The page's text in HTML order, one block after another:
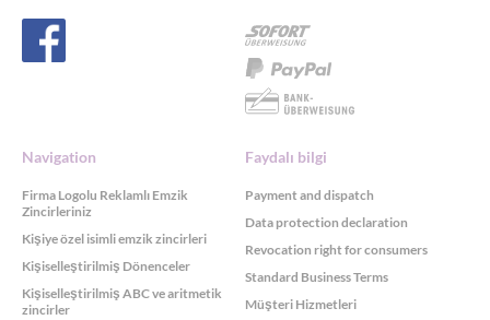
Navigation
Firma Logolu Reklamlı Emzik
Zincirleriniz
Kişiye özel isimli emzik zincirleri
Kişiselleştirilmiş Dönenceler
Kişiselleştirilmiş ABC ve aritmetik
zincirler
Faydalı bilgi
Payment and dispatch
Data protection declaration
Revocation right for consumers
Standard Business Terms
Müşteri Hizmetleri